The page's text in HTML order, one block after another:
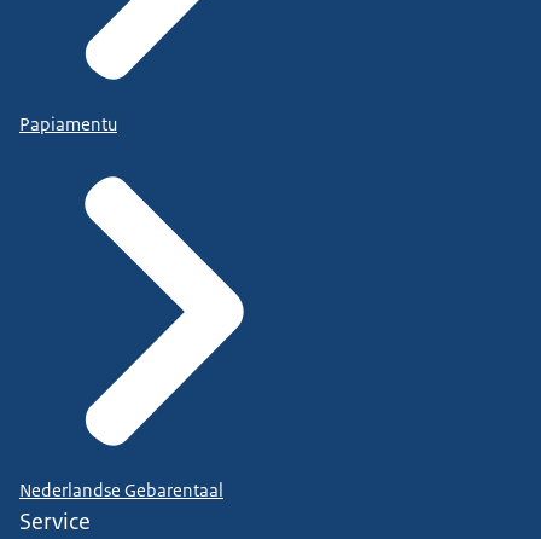
Papiamentu
Nederlandse Gebarentaal
Service